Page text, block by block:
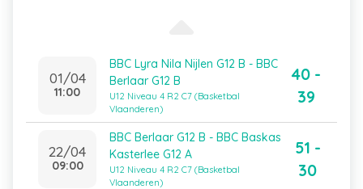
01/04
11:00
BBC Lyra Nila Nijlen G12 B - BBC
Berlaar G12 B
U12 Niveau 4 R2 C7 (Basketbal
Vlaanderen)
40 -
39
22/04
09:00
BBC Berlaar G12 B - BBC Baskas
Kasterlee G12 A
U12 Niveau 4 R2 C7 (Basketbal
Vlaanderen)
51 -
30